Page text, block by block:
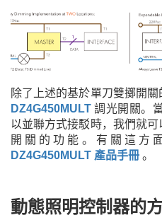
除了上述的基於單刀雙擲開
DZ4G450MULT 調光開關。
以並聯方式接駁時，我們就
開關的功能。有關這方
DZ4G450MULT 產品手冊 。
動態照明控制器的